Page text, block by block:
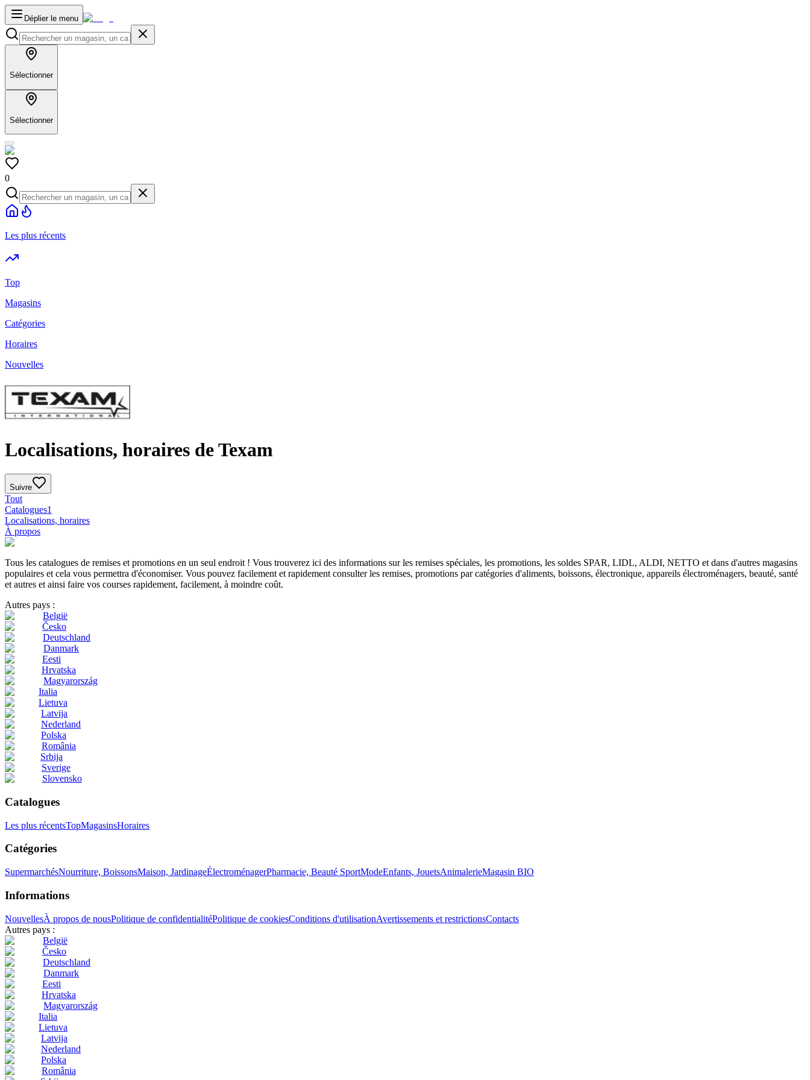
Déplier le menu
Sélectionner
Sélectionner
0
Les plus récents
Top
Magasins
Catégories
Horaires
Nouvelles
Localisations, horaires de Texam
Suivre
Tout
Catalogues1
Localisations, horaires
À propos
Tous les catalogues de remises et promotions en un seul endroit ! Vous trouverez ici des informations sur les remises spéciales, les promotions, les soldes SPAR, LIDL, ALDI, NETTO et dans d'autres magasins
populaires et cela vous permettra d'économiser. Vous pouvez facilement et rapidement consulter les remises, promotions par catégories d'aliments, boissons, électronique, appareils électroménagers, beauté, santé
et autres et ainsi faire vos courses rapidement, facilement, à moindre coût.
Autres pays :
België
Česko
Deutschland
Danmark
Eesti
Hrvatska
Magyarország
Italia
Lietuva
Latvija
Nederland
Polska
România
Srbija
Sverige
Slovensko
Catalogues
Les plus récentsTopMagasinsHoraires
Catégories
SupermarchésNourriture, BoissonsMaison, JardinageÉlectroménagerPharmacie, Beauté SportModeEnfants, JouetsAnimalerieMagasin BIO
Informations
NouvellesÀ propos de nousPolitique de confidentialitéPolitique de cookiesConditions d'utilisationAvertissements et restrictionsContacts
Autres pays :
België
Česko
Deutschland
Danmark
Eesti
Hrvatska
Magyarország
Italia
Lietuva
Latvija
Nederland
Polska
România